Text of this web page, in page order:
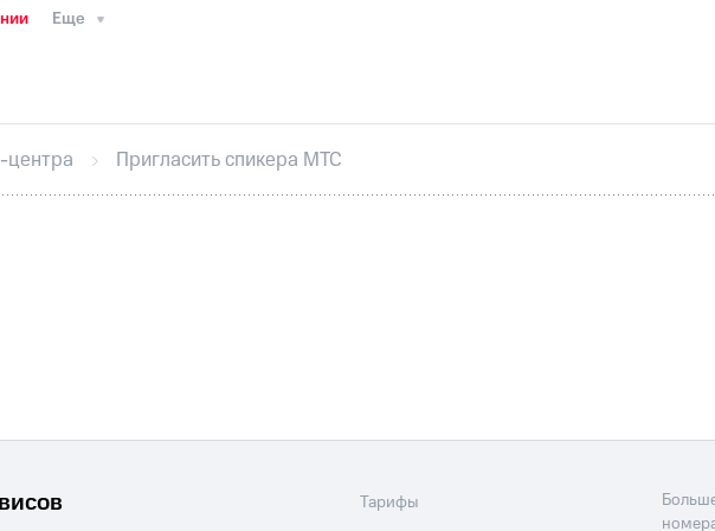
Еще
ИнтервьюФинансовая отчетностьКонтактыНовости в
секретарьРаскрытие информации
кабинет акционераАкционерный капиталКонтроль и аудит
центра Пригласить спикера МТС
Тарифы